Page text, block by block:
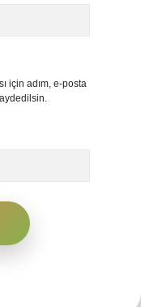
için adım, e-posta